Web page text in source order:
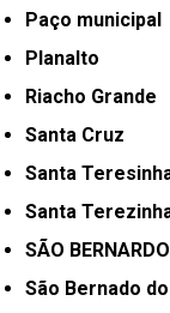
Paço municipal
Planalto
Riacho Grande
Santa Cruz
Santa
Santa
SÃO
São Bernado